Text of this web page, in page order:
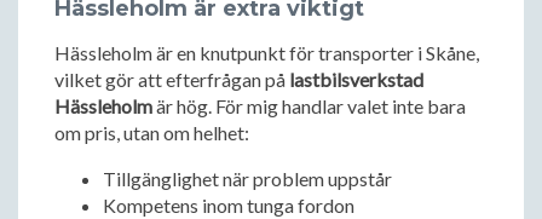
Hässleholm är extra viktigt
Hässleholm är en knutpunkt för transporter i Skåne,
vilket gör att efterfrågan på lastbilsverkstad
Hässleholmär hög. För mig handlar valet inte bara
om pris, utan om helhet:
Tillgänglighet när problem uppstår
Kompetens inom tunga fordon